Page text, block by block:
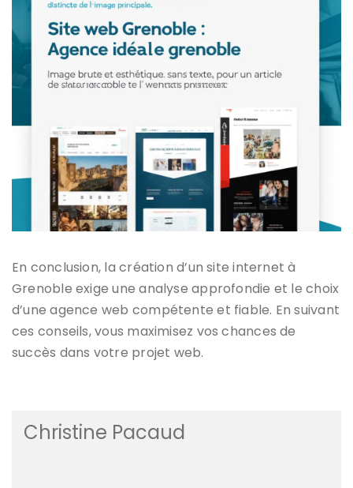
En conclusion, la création d’un site internet à
Grenoble exige une analyse approfondie et le choix
d’une agence web compétente et fiable. En suivant
ces conseils, vous maximisez vos chances de
succès dans votre projet web.
Christine Pacaud